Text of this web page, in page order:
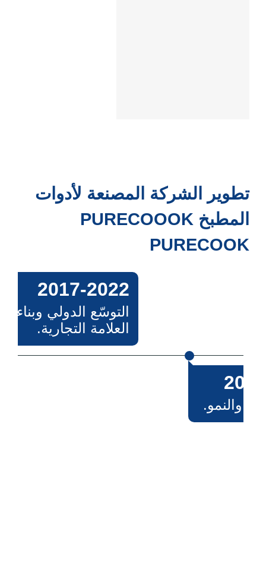
تطوير الشركة المصنعة لأدوات
المطبخ PURECOOOK
PURECOOK
والنمو.
2017-2022
التوسّع الدولي وبناء
العلامة التجارية.